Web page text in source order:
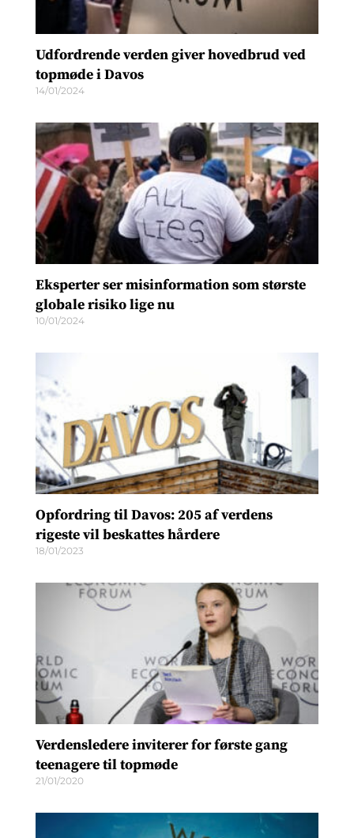
Udfordrende verden giver hovedbrud ved
topmøde i Davos
14/01/2024
Eksperter ser misinformation som største
globale risiko lige nu
10/01/2024
Opfordring til Davos: 205 af verdens
rigeste vil beskattes hårdere
18/01/2023
Verdensledere inviterer for første gang
teenagere til topmøde
21/01/2020